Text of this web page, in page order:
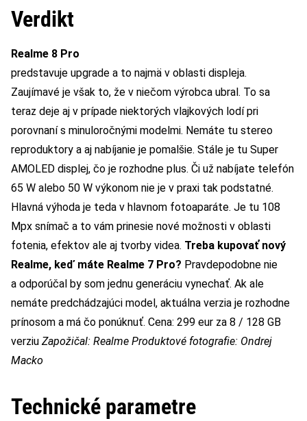
Verdikt
Realme 8 Pro
predstavuje upgrade a to najmä v oblasti displeja.
Zaujímavé je však to, že v niečom výrobca ubral. To sa
teraz deje aj v prípade niektorých vlajkových lodí pri
porovnaní s minuloročnými modelmi. Nemáte tu stereo
reproduktory a aj nabíjanie je pomalšie. Stále je tu Super
AMOLED displej, čo je rozhodne plus. Či už nabíjate telefón
65 W alebo 50 W výkonom nie je v praxi tak podstatné.
Hlavná výhoda je teda v hlavnom fotoaparáte. Je tu 108
Mpx snímač a to vám prinesie nové možnosti v oblasti
fotenia, efektov ale aj tvorby videa. Treba kupovať nový
Realme, keď máte Realme 7 Pro? Pravdepodobne nie
a odporúčal by som jednu generáciu vynechať. Ak ale
nemáte predchádzajúci model, aktuálna verzia je rozhodne
prínosom a má čo ponúknuť. Cena: 299 eur za 8 / 128 GB
verziu Zapožičal: Realme Produktové fotografie: Ondrej
Macko
Technické parametre